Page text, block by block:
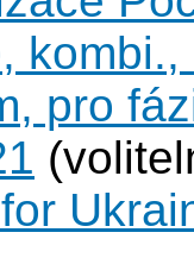
kombi.,
pro